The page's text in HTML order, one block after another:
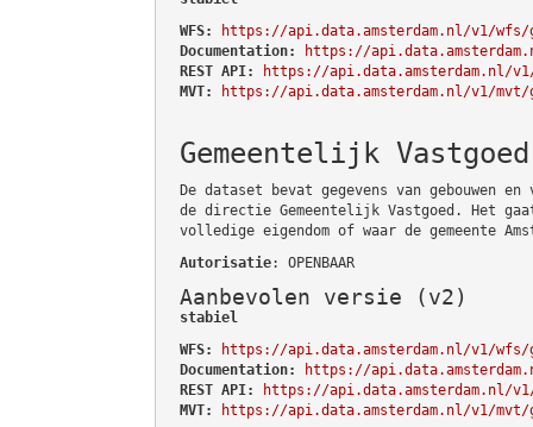
WFS:
https://api.data.amsterdam.nl/v1/wfs/
Documentation:
https://
REST API:
https://api.data.amsterdam.nl/
MVT:
https://api.data.amsterdam.nl/v1/mvt/
Gemeentelijk Vastgoed
De dataset bevat gegevens van gebouwen
de directie Gemeentelijk Vastgoed. Het
volledige eigendom of waar de gemeente
Autorisatie: OPENBAAR
Aanbevolen versie (v2)
stabiel
WFS:
https://api.data.amsterdam.nl/v1/wfs/
Documentation:
https://
REST API:
https://api.data.amsterdam.nl/
MVT:
https://api.data.amsterdam.nl/v1/mvt/